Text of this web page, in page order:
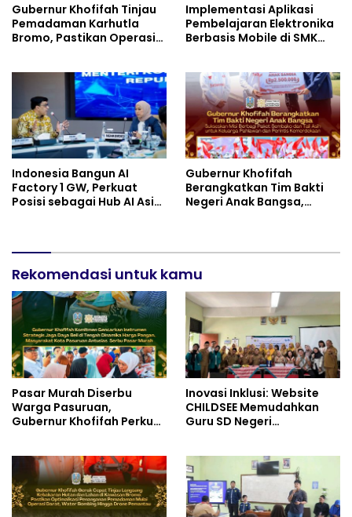
Gubernur Khofifah Tinjau
Pemadaman Karhutla
Bromo, Pastikan Operasi
Implementasi Aplikasi
Pembelajaran Elektronika
Berbasis Mobile di SMK
dan Inovasi Pembelajaran
Indonesia Bangun AI
Factory 1 GW, Perkuat
Posisi sebagai Hub AI Asia
Gubernur Khofifah
Berangkatkan Tim Bakti
Negeri Anak Bangsa,
Rekomendasi untuk kamu
Pasar Murah Diserbu
Warga Pasuruan,
Gubernur Khofifah Perkuat
Inovasi Inklusi: Website
CHILDSEE Memudahkan
Guru SD Negeri
Berkebutuhan Khusus